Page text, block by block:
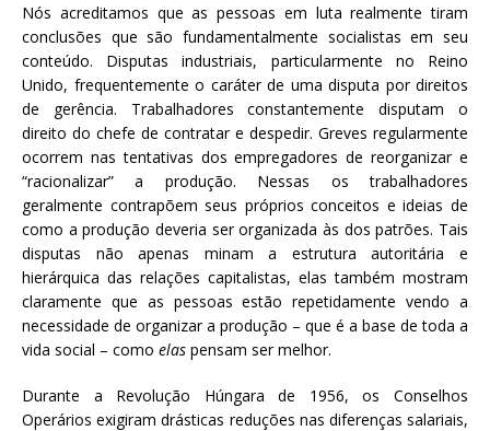
Nós acreditamos que as pessoas em luta realmente tiram
conclusões que são fundamentalmente socialistas em seu
conteúdo. Disputas industriais, particularmente no Reino
Unido, frequentemente o caráter de uma disputa por direitos
de gerência. Trabalhadores constantemente disputam o
direito do chefe de contratar e despedir. Greves regularmente
ocorrem nas tentativas dos empregadores de reorganizar e
“racionalizar” a produção. Nessas os trabalhadores
geralmente contrapõem seus próprios conceitos e ideias de
como a produção deveria ser organizada às dos patrões. Tais
disputas não apenas minam a estrutura autoritária e
hierárquica das relações capitalistas, elas também mostram
claramente que as pessoas estão repetidamente vendo a
necessidade de organizar a produção – que é a base de toda a
vida social – como elas pensam ser melhor.
Durante a Revolução Húngara de 1956, os Conselhos
Operários exigiram drásticas reduções nas diferenças salariais,